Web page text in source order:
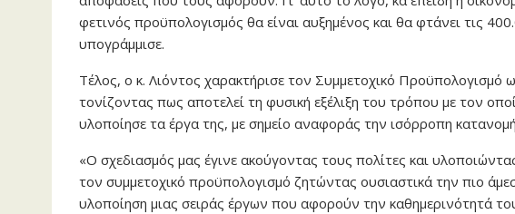
φετινός προϋπολογισμός θα είναι αυξημένος και θα φτάνει τις
υπογράμμισε.
Τέλος, ο κ. Λιόντος χαρακτήρισε τον Συμμετοχικό Προϋπολογισμό
τονίζοντας πως αποτελεί τη φυσική εξέλιξη του τρόπου με τον
υλοποίησε τα έργα της, με σημείο αναφοράς την ισόρροπη
«Ο σχεδιασμός μας έγινε ακούγοντας τους πολίτες και
τον συμμετοχικό προϋπολογισμό ζητώντας ουσιαστικά την πιο
υλοποίηση μιας σειράς έργων που αφορούν την καθημερινότητά